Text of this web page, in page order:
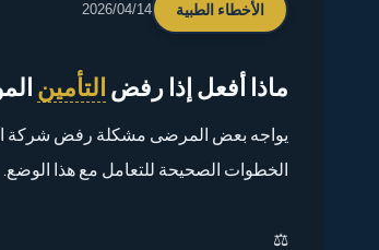
الأخطاء الطبية 2026/04/14
ماذا أفعل إذا رفض التأمين
يواجه بعض المرضى مشكلة رفض شركة
الخطوات الصحيحة للتعامل مع هذا الوضع.
⚖️